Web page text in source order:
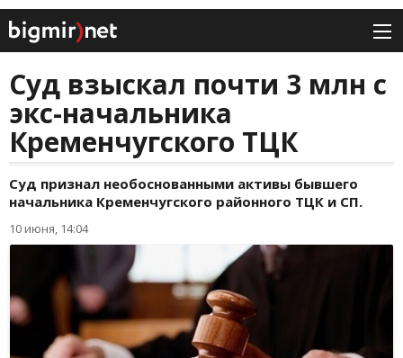
Суд взыскал почти 3 млн с
экс-начальника
Кременчугского ТЦК
Суд признал необоснованными активы бывшего
начальника Кременчугского районного ТЦК и СП.
10 июня, 14:04